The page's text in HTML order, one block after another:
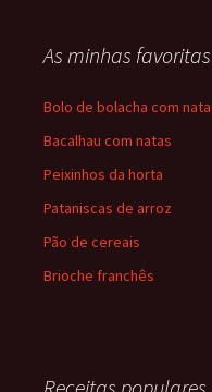
As minhas favoritas
Bolo de bolacha com
Bacalhau com natas
Peixinhos da horta
Pataniscas de arroz
Pão de cereais
Brioche franchês